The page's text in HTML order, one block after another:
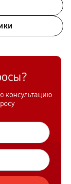
консультацию